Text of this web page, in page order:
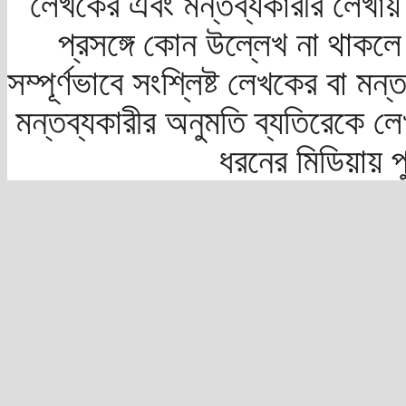
প্রসঙ্গে কোন উল্লেখ না
সম্পূর্ণভাবে সংশ্লিষ্ট লেখকের বা
মন্তব্যকারীর অনুমতি ব্যতিরেকে
ধরনের মিডিয়ায়